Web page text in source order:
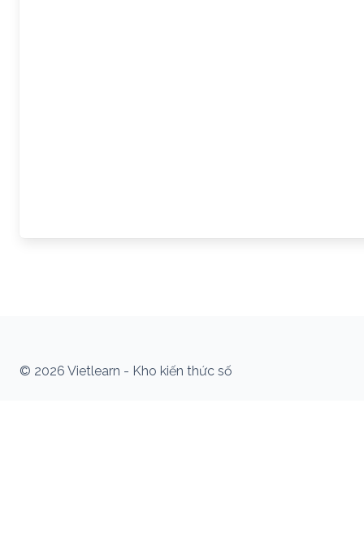
© 2026 Vietlearn - Kho kiến thức số